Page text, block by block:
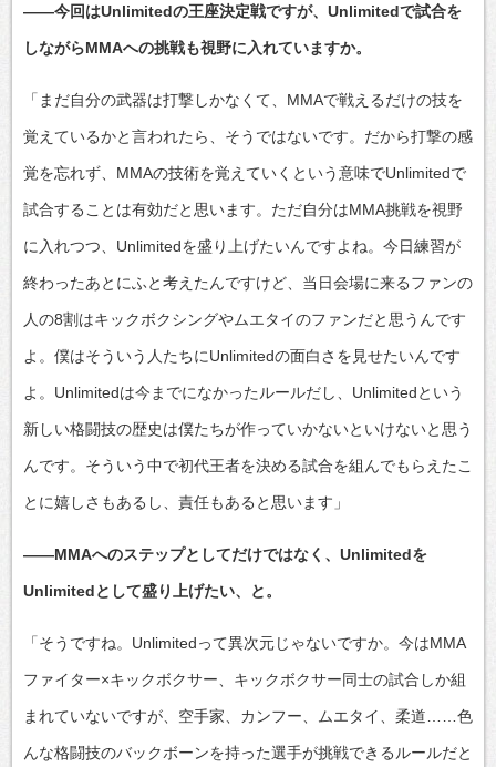
――今回はUnlimitedの王座決定戦ですが、Unlimitedで試合を
しながらMMAへの挑戦も視野に入れていますか。
「まだ自分の武器は打撃しかなくて、MMAで戦えるだけの技を
覚えているかと言われたら、そうではないです。だから打撃の感
覚を忘れず、MMAの技術を覚えていくという意味でUnlimitedで
試合することは有効だと思います。ただ自分はMMA挑戦を視野
に入れつつ、Unlimitedを盛り上げたいんですよね。今日練習が
終わったあとにふと考えたんですけど、当日会場に来るファンの
人の8割はキックボクシングやムエタイのファンだと思うんです
よ。僕はそういう人たちにUnlimitedの面白さを見せたいんです
よ。Unlimitedは今までになかったルールだし、Unlimitedという
新しい格闘技の歴史は僕たちが作っていかないといけないと思う
んです。そういう中で初代王者を決める試合を組んでもらえたこ
とに嬉しさもあるし、責任もあると思います」
――MMAへのステップとしてだけではなく、Unlimitedを
Unlimitedとして盛り上げたい、と。
「そうですね。Unlimitedって異次元じゃないですか。今はMMA
ファイター×キックボクサー、キックボクサー同士の試合しか組
まれていないですが、空手家、カンフー、ムエタイ、柔道……色
んな格闘技のバックボーンを持った選手が挑戦できるルールだと